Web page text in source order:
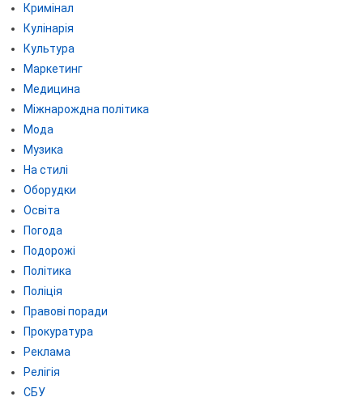
Кримінал
Кулінарія
Культура
Маркетинг
Медицина
Міжнарождна політика
Мода
Музика
На стилі
Оборудки
Освіта
Погода
Подорожі
Політика
Поліція
Правові поради
Прокуратура
Реклама
Релігія
СБУ